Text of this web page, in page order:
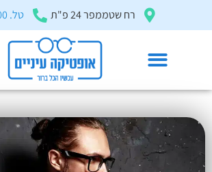
זֶה
"המרכז
הישראלי
לְהַנְגָּשָׁת
אָתָרִים".
הַמְּסַיַּעַת
רח שטממפר 24 פ"ת טל. 03-9036100
משקפי ראיה גברים
דף הבית מאמרים ומדריכים משקפי ראיה גברים